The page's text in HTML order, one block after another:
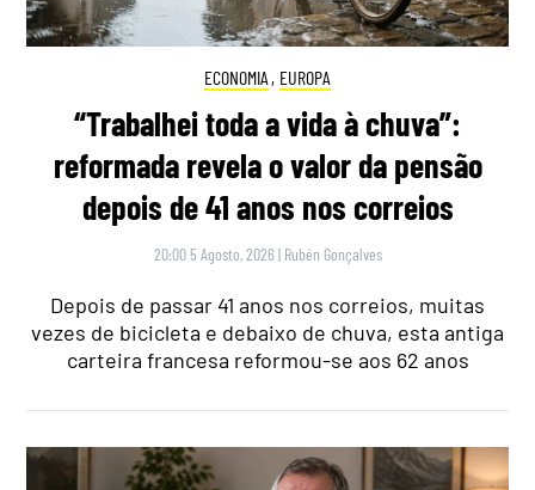
ECONOMIA , EUROPA
“Trabalhei toda a vida à chuva”:
reformada revela o valor da pensão
depois de 41 anos nos correios
20:00 5 Agosto, 2026 | Rubén Gonçalves
Depois de passar 41 anos nos correios, muitas
vezes de bicicleta e debaixo de chuva, esta antiga
carteira francesa reformou-se aos 62 anos